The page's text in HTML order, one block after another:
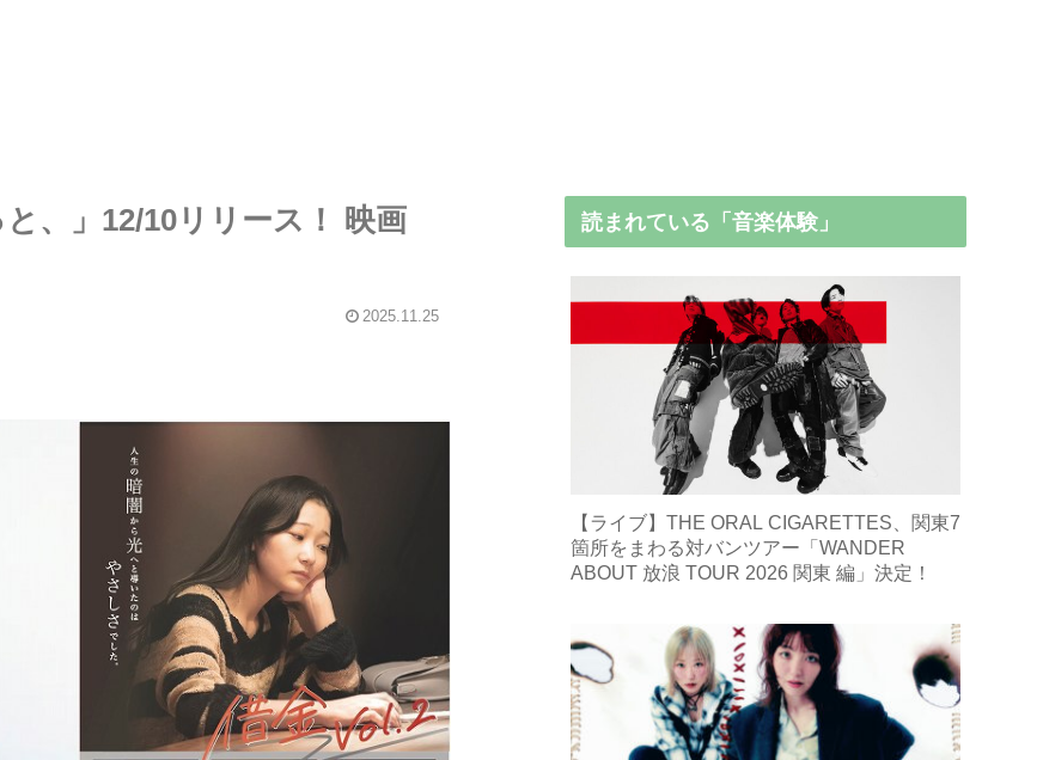
、」12/10リリース！ 映画
2025.11.25
読まれている「音楽体験」
【ライブ】THE ORAL CIGARETTES、関東7
箇所をまわる対バンツアー「WANDER
ABOUT 放浪 TOUR 2026 関東 編」決定！